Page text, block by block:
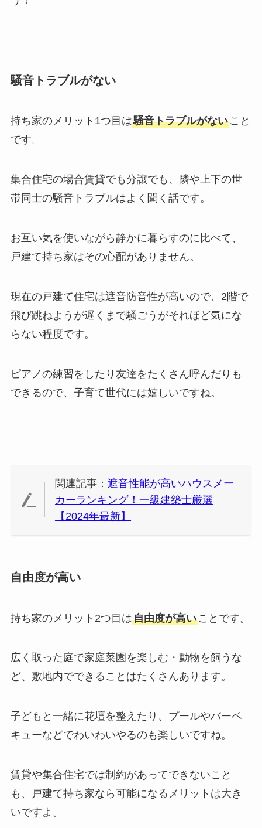
騒音トラブルがない
持ち家のメリット1つ目は騒音トラブルがないこと
です。
集合住宅の場合賃貸でも分譲でも、隣や上下の世
帯同士の騒音トラブルはよく聞く話です。
お互い気を使いながら静かに暮らすのに比べて、
戸建て持ち家はその心配がありません。
現在の戸建て住宅は遮音防音性が高いので、2階で
飛び跳ねようが遅くまで騒ごうがそれほど気にな
らない程度です。
ピアノの練習をしたり友達をたくさん呼んだりも
できるので、子育て世代には嬉しいですね。
関連記事：遮音性能が高いハウスメー
カーランキング！一級建築士厳選
【2024年最新】
自由度が高い
持ち家のメリット2つ目は自由度が高いことです。
広く取った庭で家庭菜園を楽しむ・動物を飼うな
ど、敷地内でできることはたくさんあります。
子どもと一緒に花壇を整えたり、プールやバーベ
キューなどでわいわいやるのも楽しいですね。
賃貸や集合住宅では制約があってできないこと
も、戸建て持ち家なら可能になるメリットは大き
いですよ。